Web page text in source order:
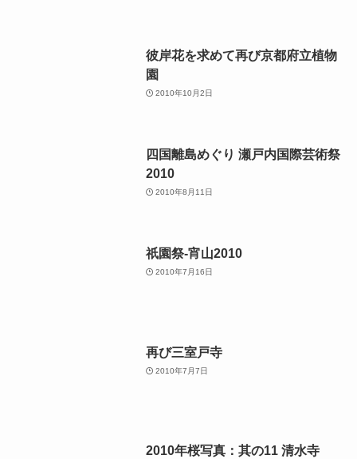
彼岸花を求めて再び京都府立植物
園
2010年10月2日
四国離島めぐり 瀬戸内国際芸術祭
2010
2010年8月11日
祇園祭-宵山2010
2010年7月16日
再び三室戸寺
2010年7月7日
2010年桜写真：其の11 清水寺